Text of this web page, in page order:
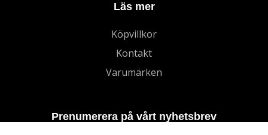
Läs mer
Köpvillkor
Kontakt
Varumärken
Prenumerera på vårt nyhetsbrev